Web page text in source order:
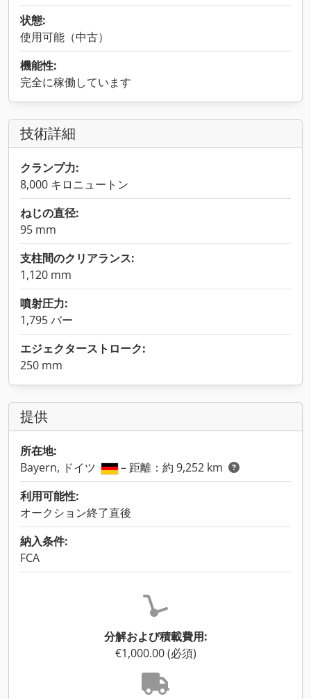
状態:
使用可能（中古）
機能性:
完全に稼働しています
技術詳細
クランプ力:
8,000 キロニュートン
ねじの直径:
95 mm
支柱間のクリアランス:
1,120 mm
噴射圧力:
1,795 バー
エジェクターストローク:
250 mm
提供
所在地:
Bayern, ドイツ
– 距離：約 9,252 km
利用可能性:
オークション終了直後
納入条件:
FCA
分解および積載費用:
€1,000.00 (必須)